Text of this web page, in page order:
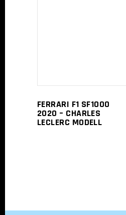
FERRARI F1 SF1000
2020 – CHARLES
LECLERC MODELL